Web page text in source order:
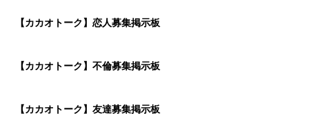
【カカオトーク】恋人募集掲示板
【カカオトーク】不倫募集掲示板
【カカオトーク】友達募集掲示板